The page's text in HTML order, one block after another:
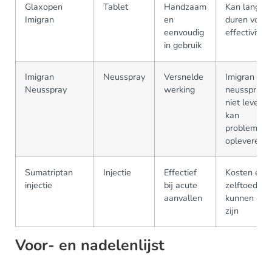
Glaxopen
Imigran
Tablet
Handzaam
en
eenvoudig
in gebruik
Kan langer
duren voor
effectiviteit
Imigran
Neusspray
Neusspray
Versnelde
werking
Imigran
neusspray
niet
kan
problemen
opleveren
Sumatriptan
injectie
Injectie
Effectief
bij acute
aanvallen
Kosten en
kunnen
zijn
Voor- en nadelenlijst